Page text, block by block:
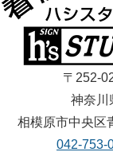
〒252-
神奈川
相模原市中央区
042-753-